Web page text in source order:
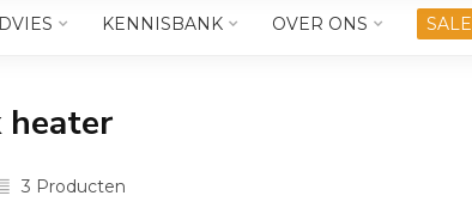
KENNISBANK OVER ONS SALE
heater
3 Producten